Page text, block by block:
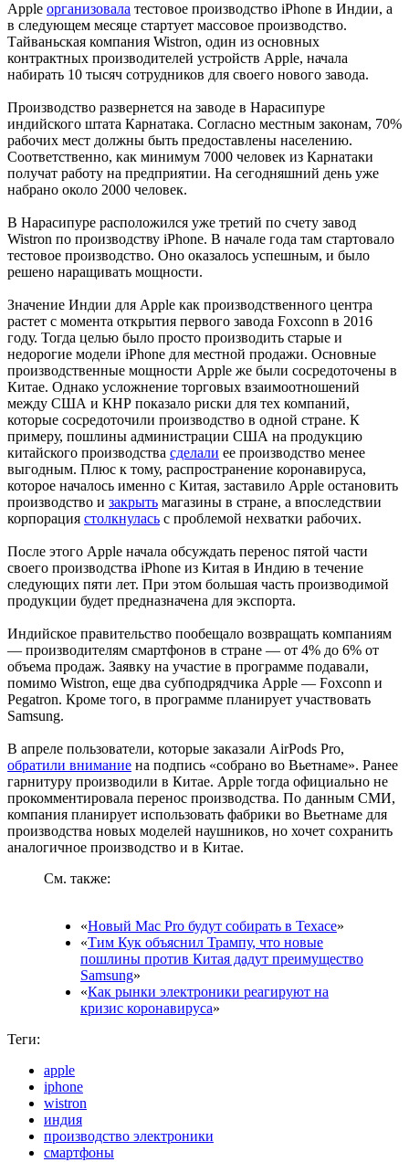
Apple организовала тестовое производство iPhone в Индии, а
в следующем месяце стартует массовое производство.
Тайваньская компания Wistron, один из основных
контрактных производителей устройств Apple, начала
набирать 10 тысяч сотрудников для своего нового завода.
Производство развернется на заводе в Нарасипуре
индийского штата Карнатака. Согласно местным законам, 70%
рабочих мест должны быть предоставлены населению.
Соответственно, как минимум 7000 человек из Карнатаки
получат работу на предприятии. На сегодняшний день уже
набрано около 2000 человек.
В Нарасипуре расположился уже третий по счету завод
Wistron по производству iPhone. В начале года там стартовало
тестовое производство. Оно оказалось успешным, и было
решено наращивать мощности.
Значение Индии для Apple как производственного центра
растет с момента открытия первого завода Foxconn в 2016
году. Тогда целью было просто производить старые и
недорогие модели iPhone для местной продажи. Основные
производственные мощности Apple же были сосредоточены в
Китае. Однако усложнение торговых взаимоотношений
между США и КНР показало риски для тех компаний,
которые сосредоточили производство в одной стране. К
примеру, пошлины администрации США на продукцию
китайского производства сделали ее производство менее
выгодным. Плюс к тому, распространение коронавируса,
которое началось именно с Китая, заставило Apple остановить
производство и закрыть магазины в стране, а впоследствии
корпорация столкнулась с проблемой нехватки рабочих.
После этого Apple начала обсуждать перенос пятой части
своего производства iPhone из Китая в Индию в течение
следующих пяти лет. При этом большая часть производимой
продукции будет предназначена для экспорта.
Индийское правительство пообещало возвращать компаниям
— производителям смартфонов в стране — от 4% до 6% от
объема продаж. Заявку на участие в программе подавали,
помимо Wistron, еще два субподрядчика Apple — Foxconn и
Pegatron. Кроме того, в программе планирует участвовать
Samsung.
В апреле пользователи, которые заказали AirPods Pro,
обратили внимание на подпись «собрано во Вьетнаме». Ранее
гарнитуру производили в Китае. Apple тогда официально не
прокомментировала перенос производства. По данным СМИ,
компания планирует использовать фабрики во Вьетнаме для
производства новых моделей наушников, но хочет сохранить
аналогичное производство и в Китае.
См. также:
«Новый Mac Pro будут собирать в Техасе»
«Тим Кук объяснил Трампу, что новые
пошлины против Китая дадут преимущество
Samsung»
«Как рынки электроники реагируют на
кризис коронавируса»
Теги:
apple
iphone
wistron
индия
производство электроники
смартфоны